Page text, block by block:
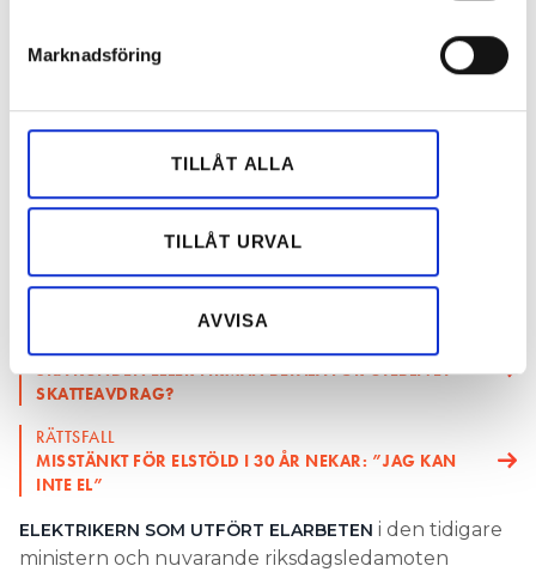
Vi använder enhetsidentifierare för att anpassa innehållet
för sociala medier och analysera vår trafik. Vi
vidarebefordrar även sådana identifierare och annan
annons- och analysföretag som vi samarbetar med.
Dessa kan i sin tur kombinera informationen med annan
information som du har tillhandahållit eller som de har
samlat in när du har använt deras tjänster.
Marknadsföring
TILLÅT ALLA
TILLÅT URVAL
AVVISA
Elektrikern vill ha betalt för nödvändiga tilläggsarbeten.
En elektriker kräver tidigare ministern
Paulina Brandberg på nära 50 000 kronor för
tilläggsarbeten. Tvisten avgörs i tingsrätten.
maria.nojd@in.se
SKA KUNDEN ELLER FIRMAN BETALA FÖR UTEBLIVET
SKATTEAVDRAG?
RÄTTSFALL
MISSTÄNKT FÖR ELSTÖLD I 30 ÅR NEKAR: ”JAG KAN
INTE EL”
ELEKTRIKERN SOM UTFÖRT ELARBETEN i den tidigare
ministern och nuvarande riksdagsledamoten